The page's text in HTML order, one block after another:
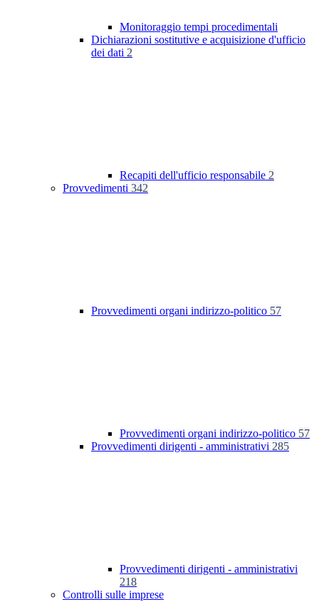
Monitoraggio tempi procedimentali
Dichiarazioni sostitutive e acquisizione d'ufficio
dei dati 2
Recapiti dell'ufficio responsabile 2
Provvedimenti 342
Provvedimenti organi indirizzo-politico 57
Provvedimenti organi indirizzo-politico 57
Provvedimenti dirigenti - amministrativi 285
Provvedimenti dirigenti - amministrativi
218
Controlli sulle imprese